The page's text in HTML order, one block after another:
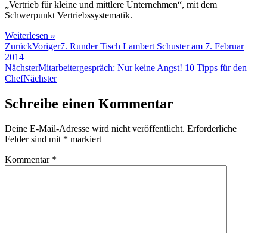
„Vertrieb für kleine und mittlere Unternehmen“, mit dem
Schwerpunkt Vertriebssystematik.
Weiterlesen »
ZurückVoriger7. Runder Tisch Lambert Schuster am 7. Februar
2014
NächsterMitarbeitergespräch: Nur keine Angst! 10 Tipps für den
ChefNächster
Schreibe einen Kommentar
Deine E-Mail-Adresse wird nicht veröffentlicht. Erforderliche
Felder sind mit * markiert
Kommentar *